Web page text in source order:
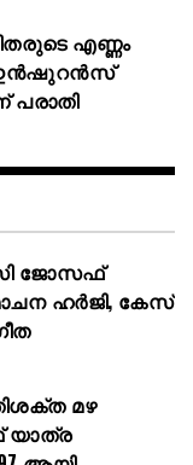
എണ്ണം
പരാതി
സി ജോസഫ്
ഹർജി, കേസ്
മഴ
യാത്ര